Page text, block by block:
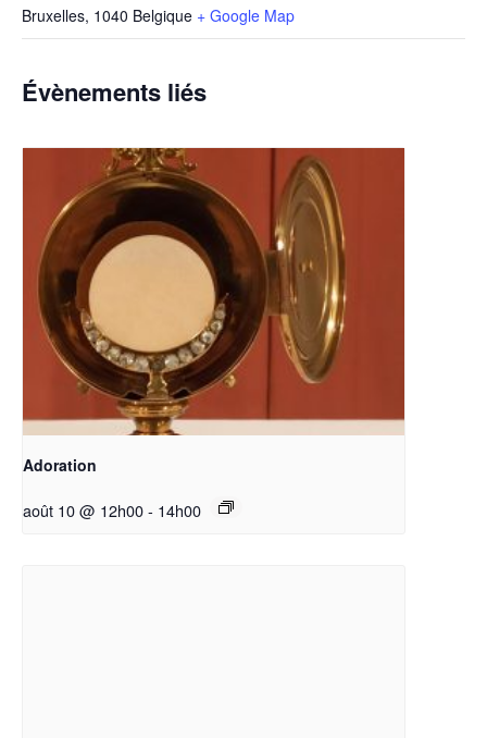
Bruxelles, 1040 Belgique + Google Map
Évènements liés
Adoration
août 10 @ 12h00- 14h00